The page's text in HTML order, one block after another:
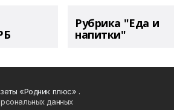
Рубрика "Еда и
напитки"
«Родник плюс» .
данных